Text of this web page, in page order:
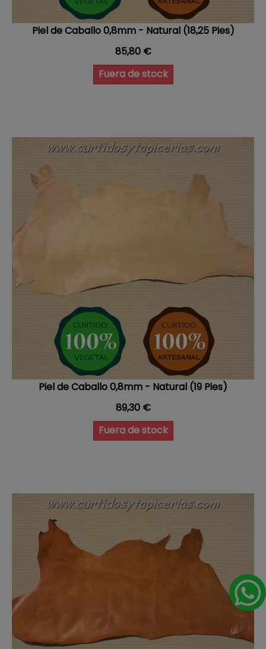
Piel de Caballo 0,8mm - Natural (18,25 Pies)
Precio
85,80 €
Fuera de stock
Piel de Caballo 0,8mm - Natural (19 Pies)
Precio
89,30 €
Fuera de stock